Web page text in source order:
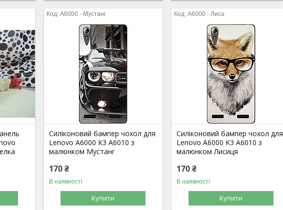
A6000 - Мустанг
Силіконовий бампер чохол для
Lenovo A6000 K3 A6010 з
малюнком Мустанг
170 ₴
В наявності
Купити
A6000 - Лиса
Силіконовий бампер чохол для
Lenovo A6000 K3 A6010 з
малюнком Лисиця
170 ₴
В наявності
Купити